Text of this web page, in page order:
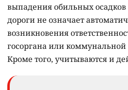
выпадения обильных
дороги не означает
возникновения
госоргана или
Кроме того, учитываются и